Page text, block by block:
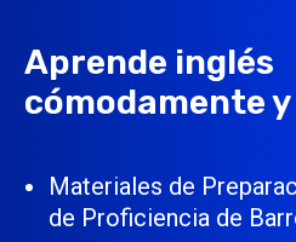
Aprende inglés
cómodamente
Materiales de
de Proficiencia de